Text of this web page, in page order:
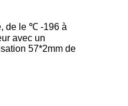
de le ℃ -196 à
avec un
57*2mm de